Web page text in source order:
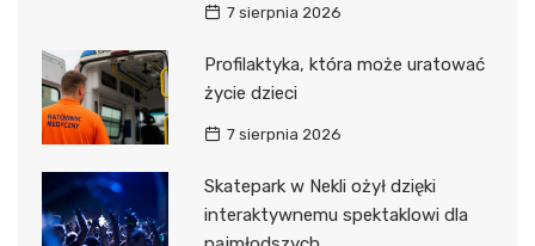
7 sierpnia 2026
Profilaktyka, która może uratować
życie dzieci
7 sierpnia 2026
Skatepark w Nekli ożył dzięki
interaktywnemu spektaklowi dla